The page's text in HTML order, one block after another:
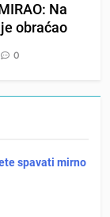
Na
obraćao
0
spavati mirno